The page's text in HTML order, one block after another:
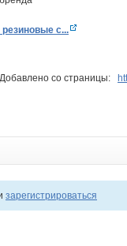
с...
Добавлено со страницы:
зарегистрироваться